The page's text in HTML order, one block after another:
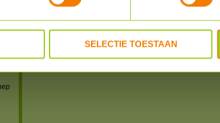
SELECTIE TOESTAAN